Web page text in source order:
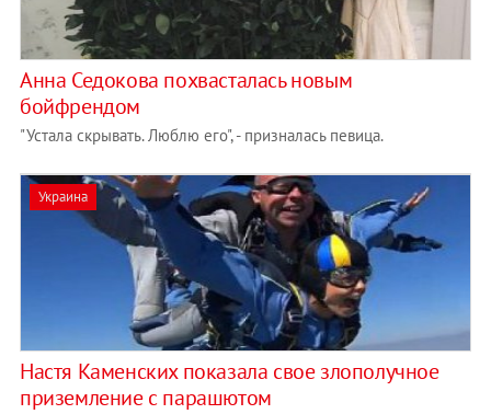
Анна Седокова похвасталась новым
бойфрендом
"Устала скрывать. Люблю его", - призналась певица.
Украина
Настя Каменских показала свое злополучное
приземление с парашютом